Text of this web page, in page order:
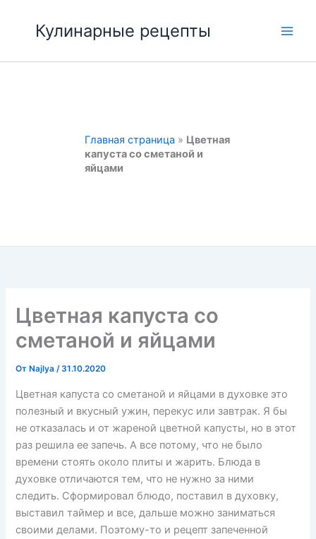
содержимому
Кулинарные рецепты
Главная страница » Цветная
капуста со сметаной и
яйцами
Цветная капуста со
сметаной и яйцами
От Najlya/31.10.2020
Цветная капуста со сметаной и яйцами в духовке это
полезный и вкусный ужин, перекус или завтрак. Я бы
не отказалась и от жареной цветной капусты, но в этот
раз решила ее запечь. А все потому, что не было
времени стоять около плиты и жарить. Блюда в
духовке отличаются тем, что не нужно за ними
следить. Сформировал блюдо, поставил в духовку,
выставил таймер и все, дальше можно заниматься
своими делами. Поэтому-то и рецепт запеченной